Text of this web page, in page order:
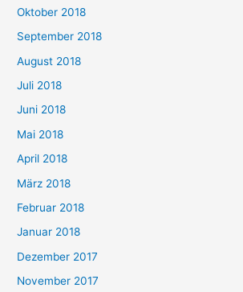
Oktober 2018
September 2018
August 2018
Juli 2018
Juni 2018
Mai 2018
April 2018
März 2018
Februar 2018
Januar 2018
Dezember 2017
November 2017